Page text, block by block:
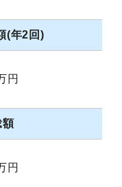
(年2回)
円
額
円